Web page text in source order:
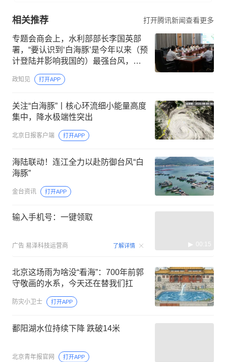
相关推荐 打开腾讯新闻查看更多
专题会商会上，水利部部长李国英部
署，“要认识到‘白海豚’是今年以来（预
计登陆并影响我国的）最强台风，要
严阵以待、尽锐出击”
政知见 打开APP
关注“白海豚”丨核心环流细小能量高度
集中，降水极端性突出
北京日报客户端 打开APP
海陆联动！连江全力以赴防御台风“白
海豚”
金台资讯 打开APP
输入手机号：一键领取
广告 易泽科技运营商 了解详情 00:15
北京这场雨为啥没“看海”：700年前郭
守敬画的水系，今天还在替我们扛
防灾小卫士 打开APP
鄱阳湖水位持续下降 跌破14米
北京青年报官网 打开APP